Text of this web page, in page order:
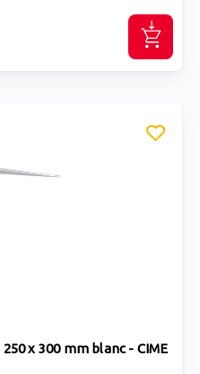
x 300 mm blanc - CIME